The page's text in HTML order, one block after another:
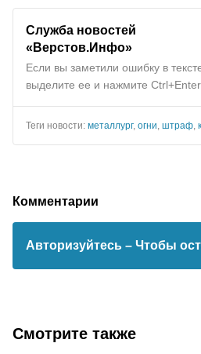
Служба новостей
«Верстов.Инфо»
Если вы заметили ошибку в
выделите ее и нажмите Ctrl+Enter
Теги новости: металлург, огни штраф
Комментарии
Авторизуйтесь – Чтобы
Смотрите также